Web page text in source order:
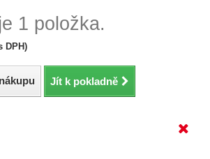
1 položka.
DPH)
Jít k pokladně